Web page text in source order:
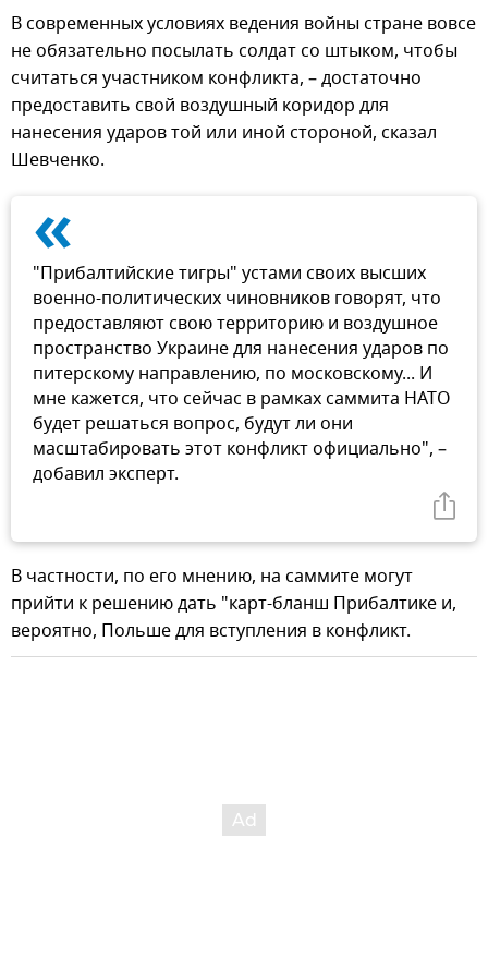
В современных условиях ведения войны стране вовсе
не обязательно посылать солдат со штыком, чтобы
считаться участником конфликта, – достаточно
предоставить свой воздушный коридор для
нанесения ударов той или иной стороной, сказал
Шевченко.
«
"Прибалтийские тигры" устами своих высших
военно-политических чиновников говорят, что
предоставляют свою территорию и воздушное
пространство Украине для нанесения ударов по
питерскому направлению, по московскому... И
мне кажется, что сейчас в рамках саммита НАТО
будет решаться вопрос, будут ли они
масштабировать этот конфликт официально", –
добавил эксперт.
В частности, по его мнению, на саммите могут
прийти к решению дать "карт-бланш Прибалтике и,
вероятно, Польше для вступления в конфликт.